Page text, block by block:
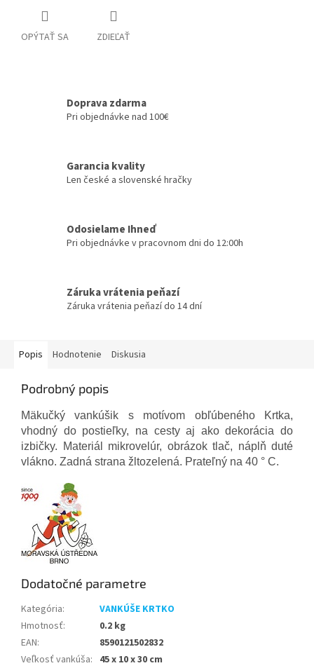
OPÝTAŤ SA ZDIEĽAŤ
Doprava zdarma
Pri objednávke nad 100€
Garancia kvality
Len české a slovenské hračky
Odosielame Ihneď
Pri objednávke v pracovnom dni do 12:00h
Záruka vrátenia peňazí
Záruka vrátenia peňazí do 14 dní
Popis Hodnotenie Diskusia
Podrobný popis
Mäkučký vankúšik s motívom obľúbeného Krtka,
vhodný do postieľky, na cesty aj ako dekorácia do
izbičky. Materiál mikrovelúr, obrázok tlač, náplň duté
vlákno. Zadná strana žltozelená. Prateľný na 40 ° C.
Dodatočné parametre
Kategória:
VANKÚŠE KRTKO
Hmotnosť:
0.2 kg
EAN:
8590121502832
Veľkosť vankúša: 45 x 10 x 30 cm